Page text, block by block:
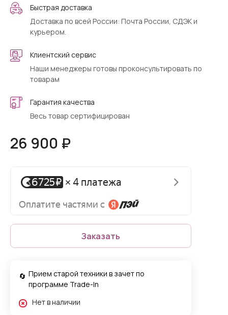
Быстрая доставка
Доставка по всей России: Почта России, СДЭК и
курьером.
Клиентский сервис
Наши менеджеры готовы проконсультировать по
товарам
Гарантия качества
Весь товар сертифицирован
26 900 ₽
Заказать
Прием старой техники в зачет по
программе Trade-In
Нет в наличии